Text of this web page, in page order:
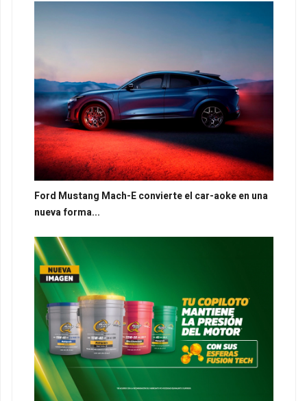
Ford Mustang Mach-E convierte el car-aoke en una
nueva forma...